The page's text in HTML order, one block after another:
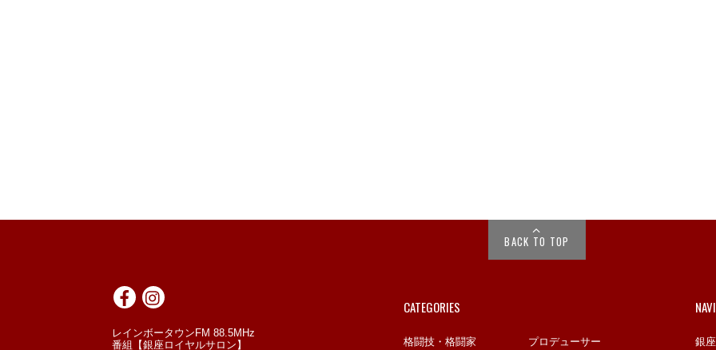
BACK TO TOP
レインボータウンFM 88.5MHz
番組【銀座ロイヤルサロン】
CATEGORIES
格闘技・格闘家 プロデューサー 銀